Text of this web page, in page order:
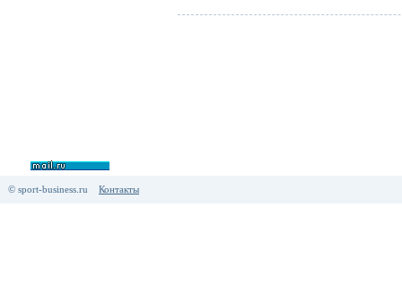
© sport-business.ru Контакты